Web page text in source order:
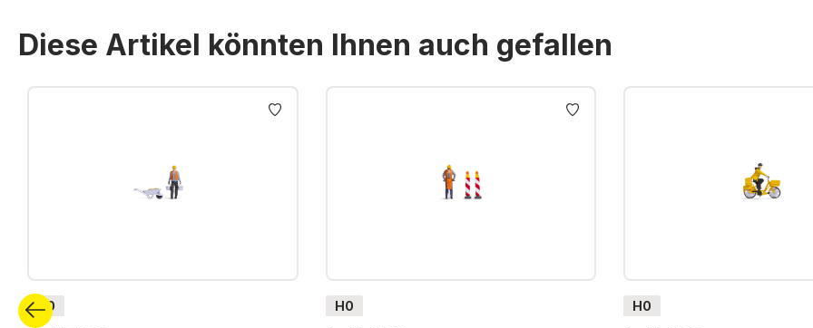
Diese Artikel könnten Ihnen auch gefallen
Produktgalerie überspringen
H0
H0
H0